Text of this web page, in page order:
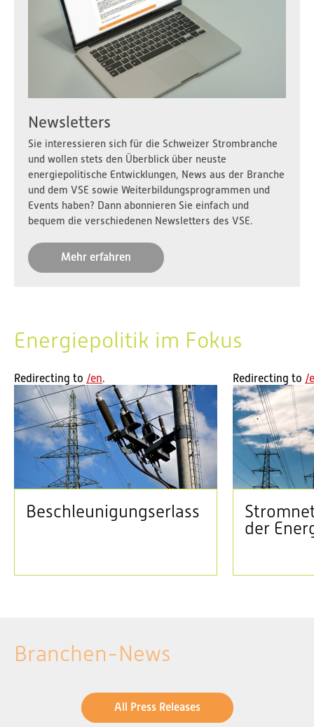
Aktuell im Bundeshaus: Sommersession 2026